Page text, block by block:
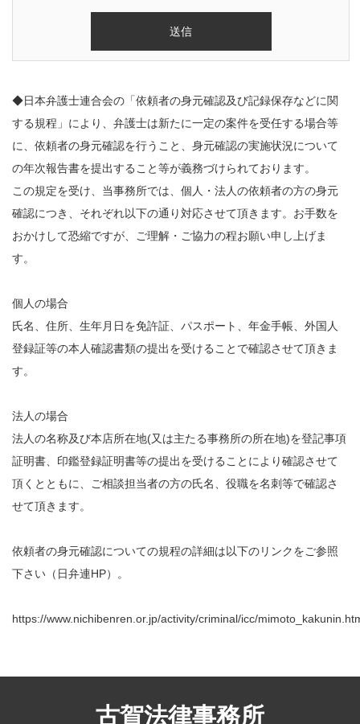
◆日本弁護士連合会の「依頼者の身元確認及び記録保存などに関
する規程」により、弁護士は新たに一定の案件を受任する場合等
に、依頼者の身元確認を行うこと、身元確認の実施状況について
の年次報告書を提出すること等が義務づけられております。
この規定を受け、当事務所では、個人・法人の依頼者の方の身元
確認につき、それぞれ以下の通り対応させて頂きます。お手数を
おかけして恐縮ですが、ご理解・ご協力の程お願い申し上げま
す。
個人の場合
氏名、住所、生年月日を免許証、パスポート、年金手帳、外国人
登録証等の本人確認書類の提出を受けることで確認させて頂きま
す。
法人の場合
法人の名称及び本店所在地(又は主たる事務所の所在地)を登記事項
証明書、印鑑登録証明書等の提出を受けることにより確認させて
頂くとともに、ご相談担当者の方の氏名、役職を名刺等で確認さ
せて頂きます。
依頼者の身元確認についての規程の詳細は以下のリンクをご参照
下さい（日弁連HP）。
https://www.nichibenren.or.jp/activity/criminal/icc/
古賀法律事務所